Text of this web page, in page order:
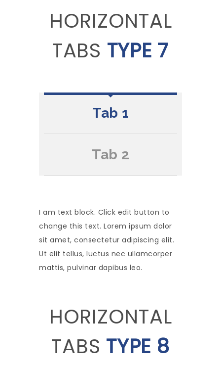
HORIZONTAL
TABS TYPE 7
Tab 1
Tab 2
I am text block. Click edit button to
change this text. Lorem ipsum dolor
sit amet, consectetur adipiscing elit.
Ut elit tellus, luctus nec ullamcorper
mattis, pulvinar dapibus leo.
HORIZONTAL
TABS TYPE 8